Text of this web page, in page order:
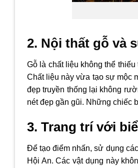
2. Nội thất gỗ và
Gỗ là chất liệu không thể
Chất liệu này vừa tạo sự mộc
đẹp truyền thống lại không
nét đẹp gần gũi. Những chiếc
3. Trang trí với
Để tạo điểm nhấn, sử dụng
Hội An. Các vật dụng này